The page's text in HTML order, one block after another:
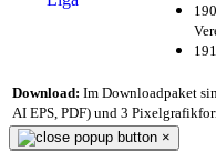
Download: Im Downloadpaket
AI EPS, PDF) und 3
×